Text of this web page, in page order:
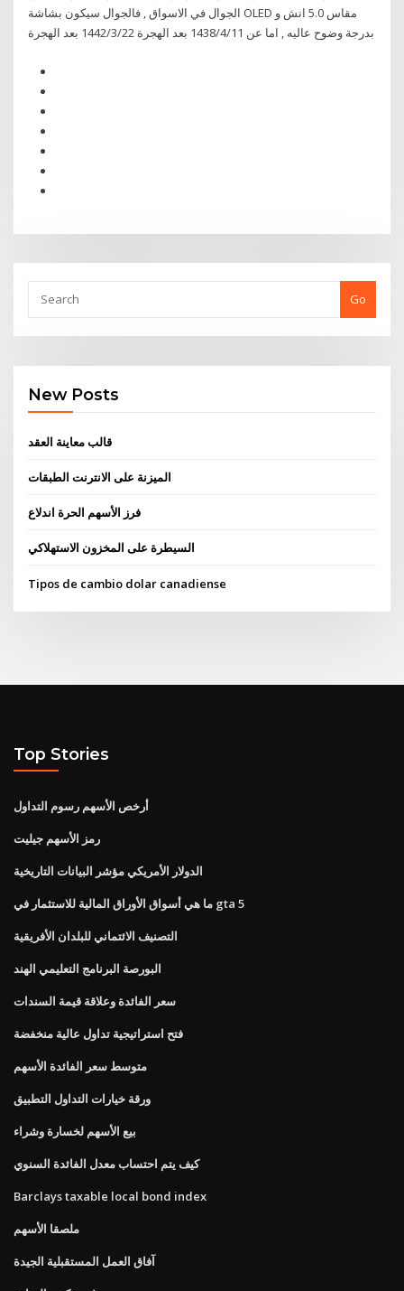
الجوال في الاسواق , فالجوال سيكون بشاشة OLED مقاس 5.0 انش و
بدرجة وضوح عاليه , اما عن 11‏‏/4‏‏/1438 بعد الهجرة 22‏‏/3‏‏/1442 بعد الهجرة
Go
New Posts
قالب معاينة العقد
الميزنة على الانترنت الطبقات
فرز الأسهم الحرة اندلاع
السيطرة على المخزون الاستهلاكي
Tipos de cambio dolar canadiense
Top Stories
أرخص الأسهم رسوم التداول
رمز الأسهم جيليت
الدولار الأمريكي مؤشر البيانات التاريخية
ما هي أسواق الأوراق المالية للاستثمار في gta 5
التصنيف الائتماني للبلدان الأفريقية
البورصة البرنامج التعليمي الهند
سعر الفائدة وعلاقة قيمة السندات
فتح استراتيجية تداول عالية منخفضة
متوسط ​​سعر الفائدة الأسهم
ورقة خيارات التداول التطبيق
بيع الأسهم لخسارة وشراء
كيف يتم احتساب معدل الفائدة السنوي
Barclays taxable local bond index
ملصقا الأسهم
آفاق العمل المستقبلية الجيدة